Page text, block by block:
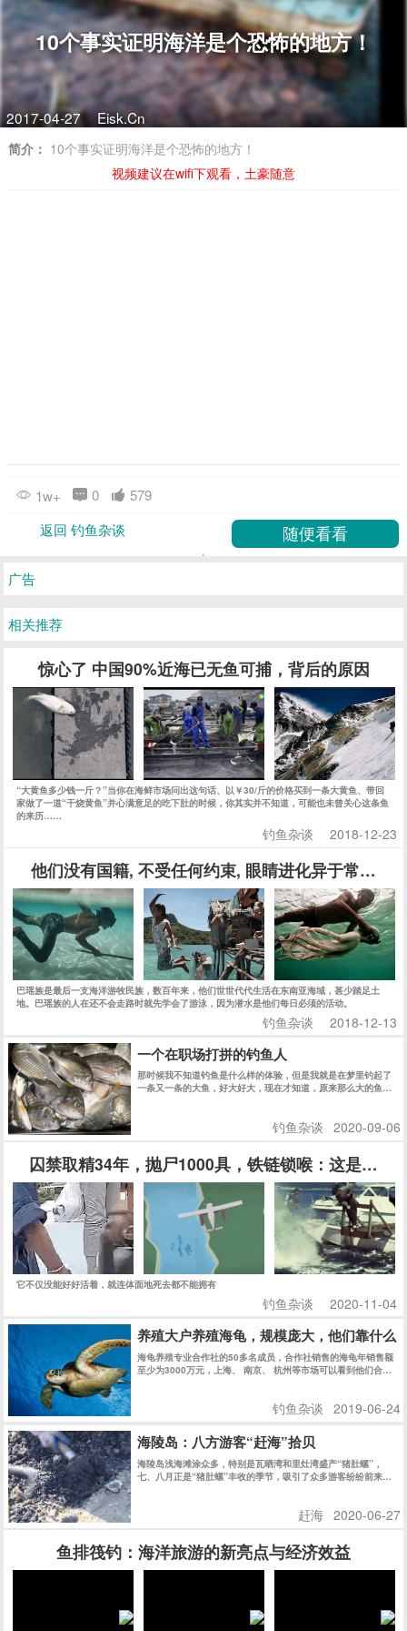
10个事实证明海洋是个恐怖的地方！
2017-04-27 Eisk.Cn
简介： 10个事实证明海洋是个恐怖的地方！
视频建议在wifi下观看，土豪随意
1w+ 0
579
返回 钓鱼杂谈
广告
相关推荐
惊心了 中国90%近海已无鱼可捕，背后的原因
“大黄鱼多少钱一斤？”当你在海鲜市场问出这句话、以￥30/斤的价格买到一条大黄鱼、带回
家做了一道“干烧黄鱼”并心满意足的吃下肚的时候，你其实并不知道，可能也未曾关心这条鱼
的来历……
钓鱼杂谈 2018-12-23
他们没有国籍, 不受任何约束, 眼睛进化异于常人,
巴瑶族是最后一支海洋游牧民族，数百年来，他们世世代代生活在东南亚海域，甚少踏足土
地。巴瑶族的人在还不会走路时就先学会了游泳，因为潜水是他们每日必须的活动。
钓鱼杂谈 2018-12-13
一个在职场打拼的钓鱼人
那时候我不知道钓鱼是什么样的体验，但是我就是在梦里钓起了
一条又一条的大鱼，好大好大，现在才知道，原来那么大的鱼，
钓鱼杂谈 2020-09-06
囚禁取精34年，抛尸1000具，铁链锁喉：这是一场
它不仅没能好好活着，就连体面地死去都不能拥有
钓鱼杂谈 2020-11-04
养殖大户养殖海龟，规模庞大，他们靠什么
海龟养殖专业合作社的50多名成员，合作社销售的海龟年销售额
至少为3000万元，上海、 南京、 杭州等市场可以看到他们合作
钓鱼杂谈 2019-06-24
海陵岛：八方游客“赶海”拾贝
海陵岛浅海滩涂众多，特别是瓦晒湾和里灶湾盛产“猪肚螺”，
七、八月正是“猪肚螺”丰收的季节，吸引了众多游客纷纷前来赶
赶海 2020-06-27
鱼排筏钓：海洋旅游的新亮点与经济效益